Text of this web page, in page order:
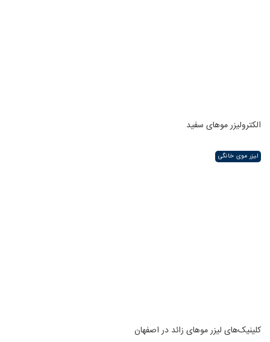
الکترولیزر موهای سفید
لیزر موی خانگی
کلینیک‌های لیزر موهای زائد در اصفهان